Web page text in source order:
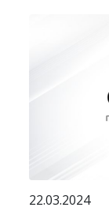
22.03.2024